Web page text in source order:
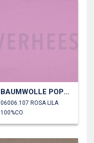
BAUMWOLLE POPELINE
06006.107 ROSA LILA
100%CO